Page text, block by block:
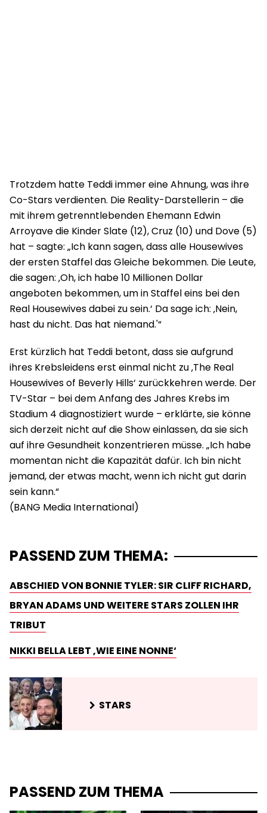
Trotzdem hatte Teddi immer eine Ahnung, was ihre
Co-Stars verdienten. Die Reality-Darstellerin – die
mit ihrem getrenntlebenden Ehemann Edwin
Arroyave die Kinder Slate (12), Cruz (10) und Dove (5)
hat – sagte: „Ich kann sagen, dass alle Housewives
der ersten Staffel das Gleiche bekommen. Die Leute,
die sagen: ‚Oh, ich habe 10 Millionen Dollar
angeboten bekommen, um in Staffel eins bei den
Real Housewives dabei zu sein.‘ Da sage ich: ‚Nein,
hast du nicht. Das hat niemand.'“
Erst kürzlich hat Teddi betont, dass sie aufgrund
ihres Krebsleidens erst einmal nicht zu ‚The Real
Housewives of Beverly Hills‘ zurückkehren werde. Der
TV-Star – bei dem Anfang des Jahres Krebs im
Stadium 4 diagnostiziert wurde – erklärte, sie könne
sich derzeit nicht auf die Show einlassen, da sie sich
auf ihre Gesundheit konzentrieren müsse. „Ich habe
momentan nicht die Kapazität dafür. Ich bin nicht
jemand, der etwas macht, wenn ich nicht gut darin
sein kann.“
PASSEND ZUM THEMA:
ABSCHIED VON BONNIE TYLER: SIR CLIFF RICHARD,
BRYAN ADAMS UND WEITERE STARS ZOLLEN IHR
TRIBUT
NIKKI BELLA LEBT ‚WIE EINE NONNE‘
STARS
PASSEND ZUM THEMA